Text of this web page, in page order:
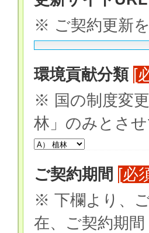
※ ご契約更新
環境貢献分類 [
※ 国の制度変
林」のみとさ
ご契約期間 [必
※ 下欄より、
在、ご契約期